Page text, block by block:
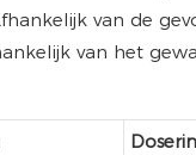
van de
van het